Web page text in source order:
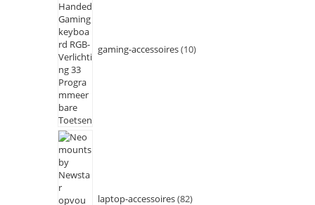
gaming-accessoires 10
laptop-accessoires 82